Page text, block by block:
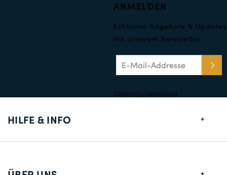
ANMELDEN
Exklusive Angebote & Updates
mit unserem Newsletter.
Datenschutzerklärung
HILFE & INFO
Lieferung